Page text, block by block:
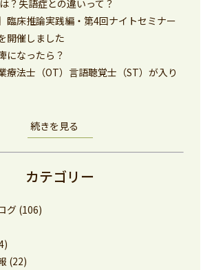
？失語症との違いって？
臨床推論実践編・第4回ナイトセミナー
開催しました
になったら？
療法士（OT）言語聴覚士（ST）が入り
続きを見る
カテゴリー
グ(106)
(22)